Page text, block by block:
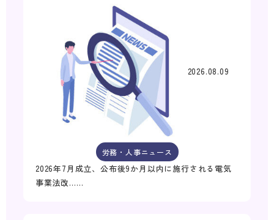
2026.08.09
労務・人事ニュース
2026年7月成立、公布後9か月以内に施行される電気
事業法改……